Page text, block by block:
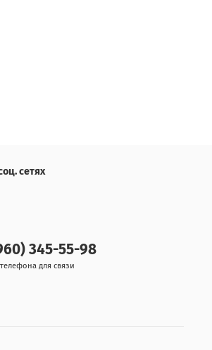
сетях
345-55-98
для связи